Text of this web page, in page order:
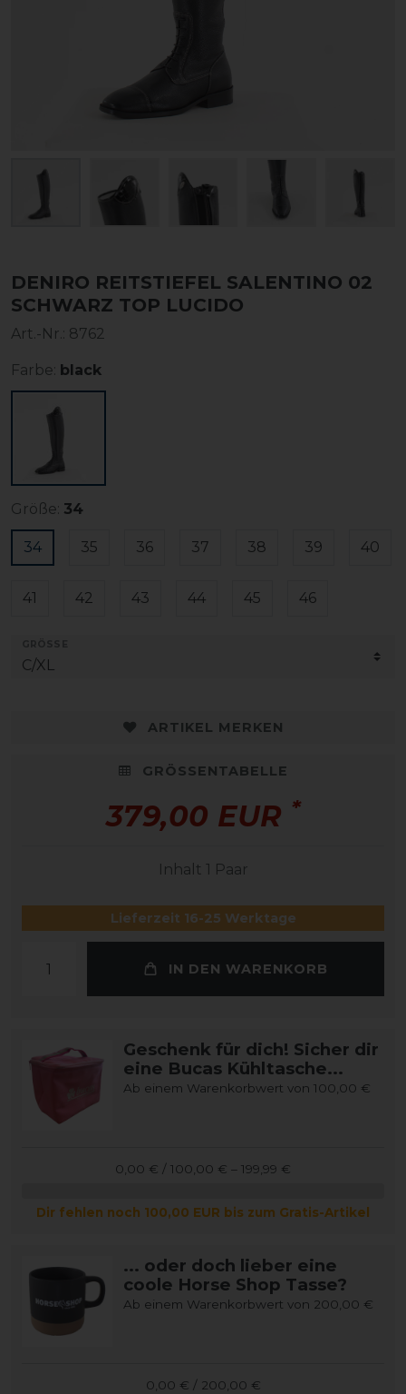
DENIRO REITSTIEFEL SALENTINO 02
SCHWARZ TOP LUCIDO
Art.-Nr.: 8762
Farbe: black
Größe: 34
34 35 36 37 38 39 40
41 42 43 44 45 46
ARTIKEL MERKEN
GRÖSSENTABELLE
379,00 EUR *
Inhalt 1 Paar
Lieferzeit 16-25 Werktage
IN DEN WARENKORB
Geschenk für dich! Sicher dir
eine Bucas Kühltasche...
Ab einem Warenkorbwert von 100,00 €
0,00 € / 100,00 € – 199,99 €
Dir fehlen noch 100,00 EUR bis zum Gratis-Artikel
... oder doch lieber eine
coole Horse Shop Tasse?
Ab einem Warenkorbwert von 200,00 €
0,00 € / 200,00 €